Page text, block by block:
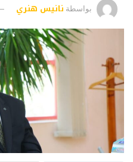
بواسطة نانيس هنري